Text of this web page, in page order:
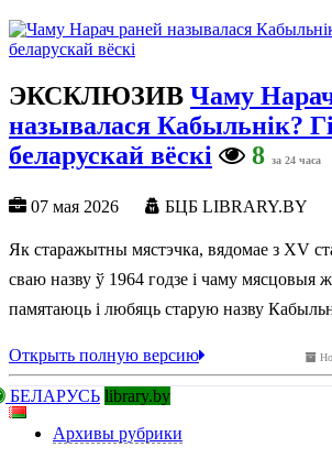
ЭКСКЛЮЗИВ Чаму
называлася Кабыльнік?
беларускай вёскі
8 за 24 часа
07 мая 2026 БЦБ LIBRARY.BY
Як старажытны мястэчка, вядомае з XV
сваю назву ў 1964 годзе і чаму мясцовыя
памятаюць і любяць старую назву
Открыть полную версию
БЕЛАРУСЬ library.by
Архивы рубрики
подняться наверх ↑